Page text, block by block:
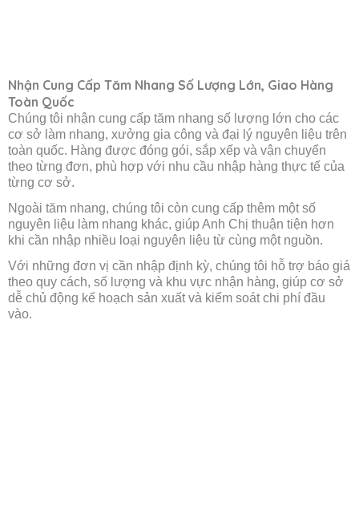
Nhận Cung Cấp Tăm Nhang Số Lượng Lớn, Giao Hàng
Toàn Quốc
Chúng tôi nhận cung cấp tăm nhang số lượng lớn cho các
cơ sở làm nhang, xưởng gia công và đại lý nguyên liệu trên
toàn quốc. Hàng được đóng gói, sắp xếp và vận chuyển
theo từng đơn, phù hợp với nhu cầu nhập hàng thực tế của
từng cơ sở.
Ngoài tăm nhang, chúng tôi còn cung cấp thêm một số
nguyên liệu làm nhang khác, giúp Anh Chị thuận tiện hơn
khi cần nhập nhiều loại nguyên liệu từ cùng một nguồn.
Với những đơn vị cần nhập định kỳ, chúng tôi hỗ trợ báo giá
theo quy cách, số lượng và khu vực nhận hàng, giúp cơ sở
dễ chủ động kế hoạch sản xuất và kiểm soát chi phí đầu
vào.